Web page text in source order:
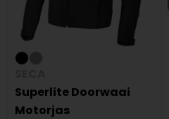
Superlite Doorwaai
Motorjas